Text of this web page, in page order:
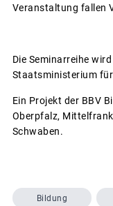
Veranstaltung fallen
Die Seminarreihe
Staatsministerium
Ein Projekt der BBV
Oberpfalz,
Schwaben.
Bildung